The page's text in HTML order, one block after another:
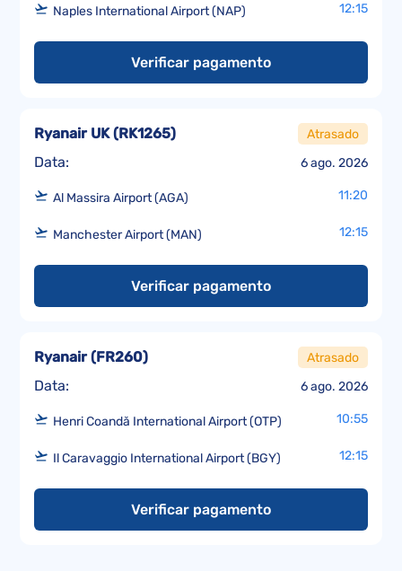
Naples International Airport (NAP) 12:15
Verificar pagamento
Data: 6 ago. 2026
Ryanair UK(RK1265) Atrasado
Al Massira Airport (AGA) 11:20
Manchester Airport (MAN) 12:15
Verificar pagamento
Data: 6 ago. 2026
Ryanair(FR260) Atrasado
Henri Coandă International Airport (OTP) 10:55
Il Caravaggio International Airport (BGY) 12:15
Verificar pagamento